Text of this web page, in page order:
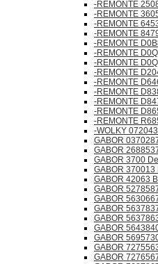
-REMONTE
-REMONTE
-REMONTE
-REMONTE
-REMONTE
-REMONTE
-REMONTE
-REMONTE
-REMONTE
-REMONTE
-REMONTE
-REMONTE
-REMONTE
-WOLKY
GABOR
GABOR
GABOR 3700
GABOR 370013
GABOR 42063
GABOR
GABOR
GABOR
GABOR
GABOR
GABOR
GABOR
GABOR